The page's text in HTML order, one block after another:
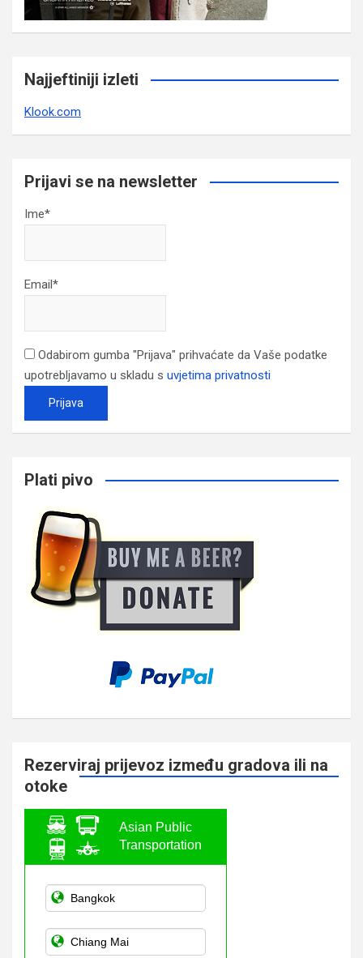
Najjeftiniji izleti
Klook.com
Prijavi se na newsletter
Ime*
Email*
Odabirom gumba "Prijava" prihvaćate da Vaše podatke
upotrebljavamo u skladu s uvjetima privatnosti
Plati pivo
Rezerviraj prijevoz između gradova ili na
otoke
Asian Public
Transportation